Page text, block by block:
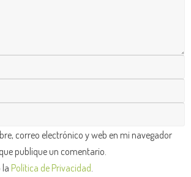
correo electrónico y web en mi navegador
publique un comentario.
la Política de Privacidad.